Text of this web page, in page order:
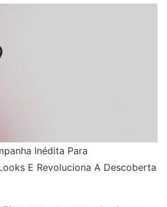
Inédita Para
E Revoluciona A Descoberta